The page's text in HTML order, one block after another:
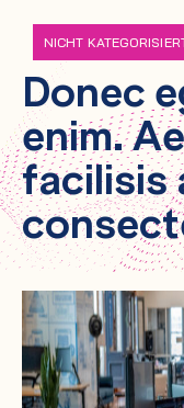
NICHT
Donec
enim.
facilisis